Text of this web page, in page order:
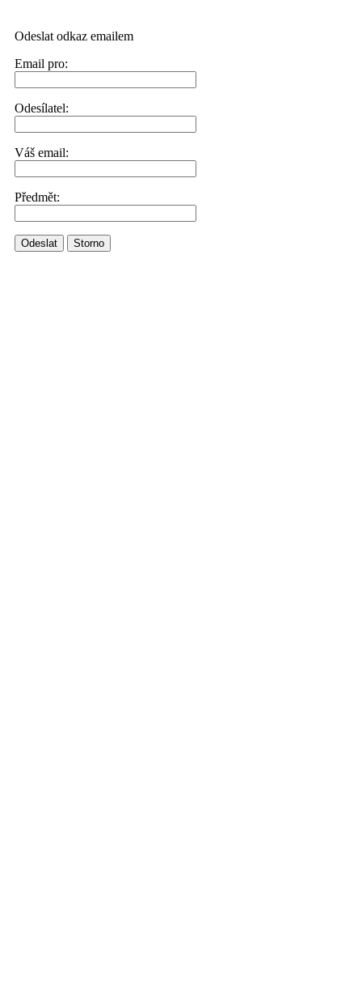
Odeslat odkaz emailem
Email pro:
Odesílatel:
Váš email:
Předmět:
Odeslat Storno